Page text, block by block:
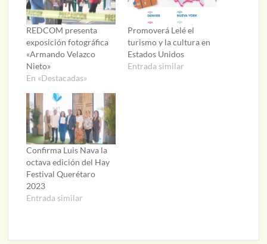
REDCOM presenta
exposición fotográfica
«Armando Velazco
Nieto»
En «Destacadas»
Promoverá Lelé el
turismo y la cultura en
Estados Unidos
Entrada similar
Confirma Luis Nava la
octava edición del Hay
Festival Querétaro
2023
Entrada similar